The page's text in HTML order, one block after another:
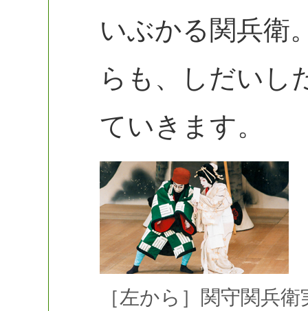
いぶかる関兵衛
らも、しだいし
ていきます。
［左から］関守関兵